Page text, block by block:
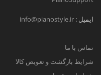
ایمیل : info@pianostyle.ir
تماس با ما
شرایط بازگشت و تعویض کالا